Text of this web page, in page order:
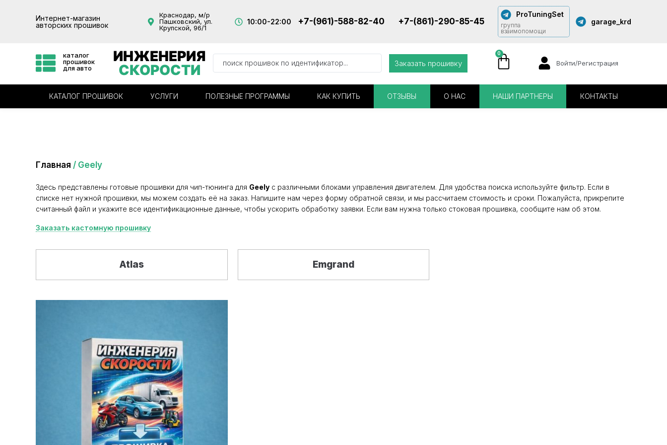
Интернет-магазин
авторских прошивок
Краснодар, м/р
Пашковский, ул.
Крупской, 96/1
10:00-22:00 +7-(961)-588-82-40 +7-(861)-290-85-45
ProTuningSet
группа
взаимопомощи
garage_krd
каталог
прошивок
для авто
ИНЖЕНЕРИЯ
СКОРОСТИ
Заказать прошивку
0
Войти/Регистрация
КАТАЛОГ ПРОШИВОК УСЛУГИ ПОЛЕЗНЫЕ ПРОГРАММЫ КАК КУПИТЬ ОТЗЫВЫ О НАС НАШИ ПАРТНЕРЫ КОНТАКТЫ
Главная / Geely
Здесь представлены готовые прошивки для чип-тюнинга для Geely с различными блоками управления двигателем. Для удобства поиска используйте фильтр. Если в
списке нет нужной прошивки, мы можем создать её на заказ. Напишите нам через форму обратной связи, и мы рассчитаем стоимость и сроки. Пожалуйста, прикрепите
считанный файл и укажите все идентификационные данные, чтобы ускорить обработку заявки. Если вам нужна только стоковая прошивка, сообщите нам об этом.
Заказать кастомную прошивку
Atlas Emgrand